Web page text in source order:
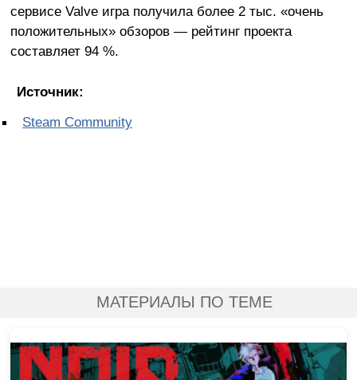
сервисе Valve игра получила более 2 тыс. «очень
положительных» обзоров — рейтинг проекта
составляет 94 %.
Источник:
Steam Community
МАТЕРИАЛЫ ПО ТЕМЕ